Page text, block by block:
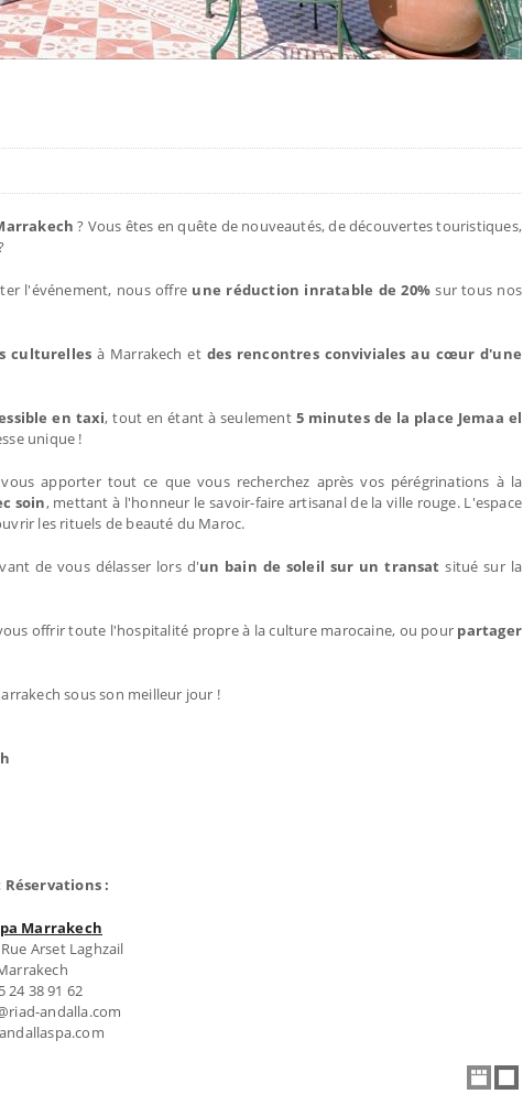
? Vous êtes en quête de nouveautés, de découvertes touristiques,
l'événement, nous offre une réduction inratable de 20%sur tous nos
culturelles à Marrakech et des rencontres conviviales au cœur d'une
en taxi, tout en étant à seulement 5 minutes de la place Jemaa el
unique !
apporter tout ce que vous recherchez après vos pérégrinations à la
soin, mettant à l'honneur le savoir-faire artisanal de la ville rouge. L'espace
les rituels de beauté du Maroc.
de vous délasser lors d'un bain de soleil sur un transatsitué sur la
offrir toute l'hospitalité propre à la culture marocaine, ou pour partager
sous son meilleur jour !
:
Marrakech
Arset Laghzail
24 38 91 62
andalla.com